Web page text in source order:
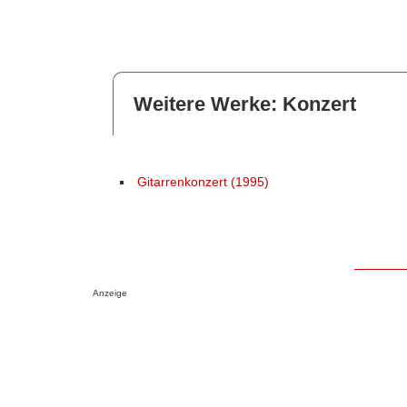
Weitere Werke: Konzert
Gitarrenkonzert (1995)
Anzeige